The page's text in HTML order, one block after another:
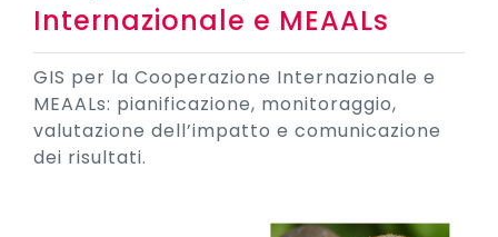
Internazionale e MEAALs
GIS per la Cooperazione Internazionale e
MEAALs: pianificazione, monitoraggio,
valutazione dell’impatto e comunicazione
dei risultati.